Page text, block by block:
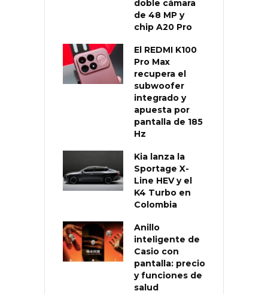
doble cámara
de 48 MP y
chip A20 Pro
El REDMI K100
Pro Max
recupera el
subwoofer
integrado y
apuesta por
pantalla de 185
Hz
Kia lanza la
Sportage X-
Line HEV y el
K4 Turbo en
Colombia
Anillo
inteligente de
Casio con
pantalla: precio
y funciones de
salud